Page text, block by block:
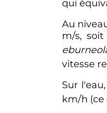
qui
Au
m/s, soit
vitesse
Sur
km/h